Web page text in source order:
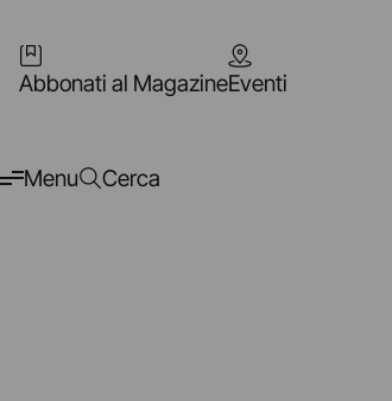
Abbonati al MagazineEventi
Menu Cerca